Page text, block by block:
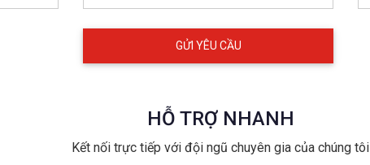
HỖ TRỢ NHANH
Kết nối trực tiếp với đội ngũ chuyên gia của chúng tôi